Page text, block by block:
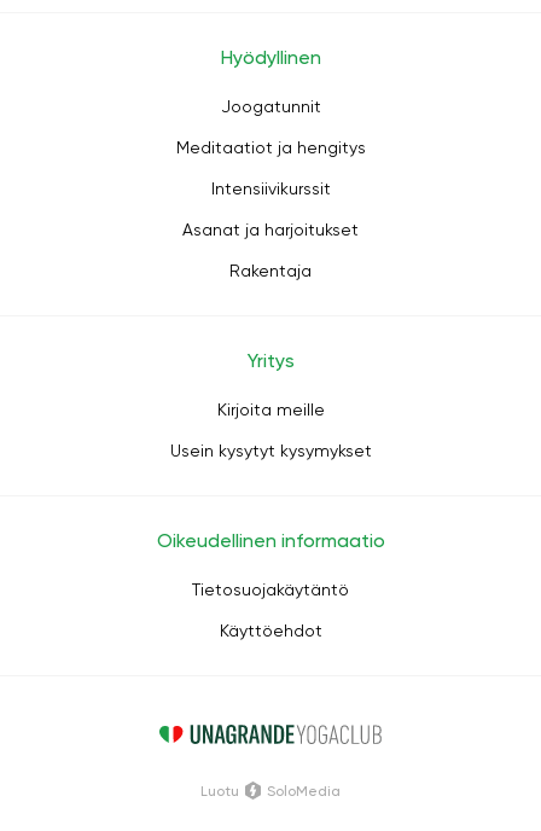
Hyödyllinen
Joogatunnit
Meditaatiot ja hengitys
Intensiivikurssit
Asanat ja harjoitukset
Rakentaja
Yritys
Kirjoita meille
Usein kysytyt kysymykset
Oikeudellinen informaatio
Tietosuojakäytäntö
Käyttöehdot
Luotu SoloMedia